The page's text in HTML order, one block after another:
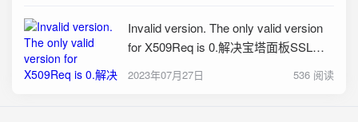
Invalid version. The only valid version
for X509Req is 0.解决宝塔面板SSL证
2023年07月27日 536 阅读